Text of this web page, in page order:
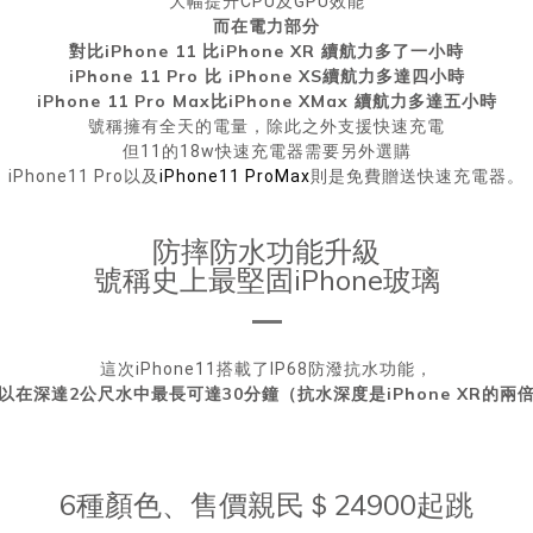
而在電力部分
對比iPhone 11 比iPhone XR 續航力多了一小時
iPhone 11 Pro 比 iPhone XS續航力多達四小時
iPhone 11 Pro Max比iPhone XMax 續航力多達五小時
號稱擁有全天的電量，除此之外支援快速充電
但11的18w快速充電器需要另外選購
iPhone11 Pro以及iPhone11 ProMax則是免費贈送快速充電器。
防摔防水功能升級
號稱史上最堅固iPhone玻璃
這次iPhone11搭載了IP68防潑抗水功能，
在深達2公尺水中最長可達30分鐘（抗水深度是iPhone XR的兩
6種顏色、售價親民＄24900起跳